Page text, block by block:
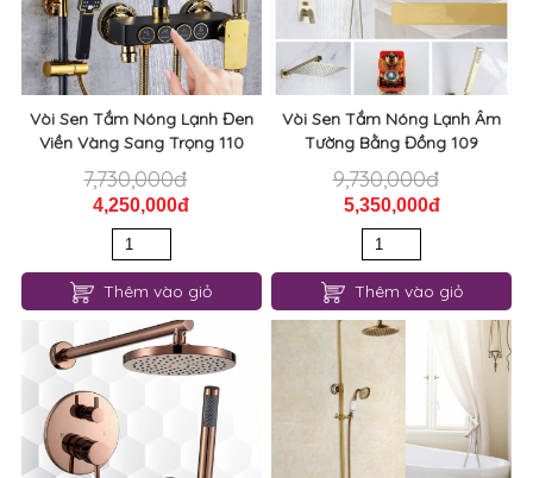
Vòi Sen Tắm Nóng Lạnh Đen
Viền Vàng Sang Trọng 110
7,730,000đ
4,250,000đ
Thêm vào giỏ
Vòi Sen Tắm Nóng Lạnh Âm
Tường Bằng Đồng 109
9,730,000đ
5,350,000đ
Thêm vào giỏ